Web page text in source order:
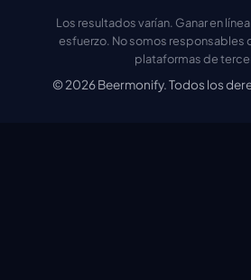
Los resultados varían. Ganar en
esfuerzo. No somos responsables
plataformas de
© 2026 Beermonify. Todos los